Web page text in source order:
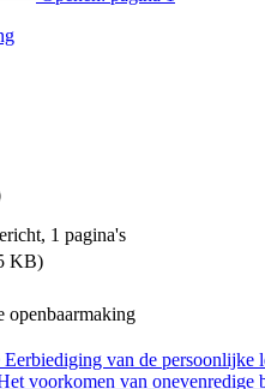
1 pagina's
KB)
openbaarmaking
Eerbiediging van de persoonlijke
voorkomen van onevenredige